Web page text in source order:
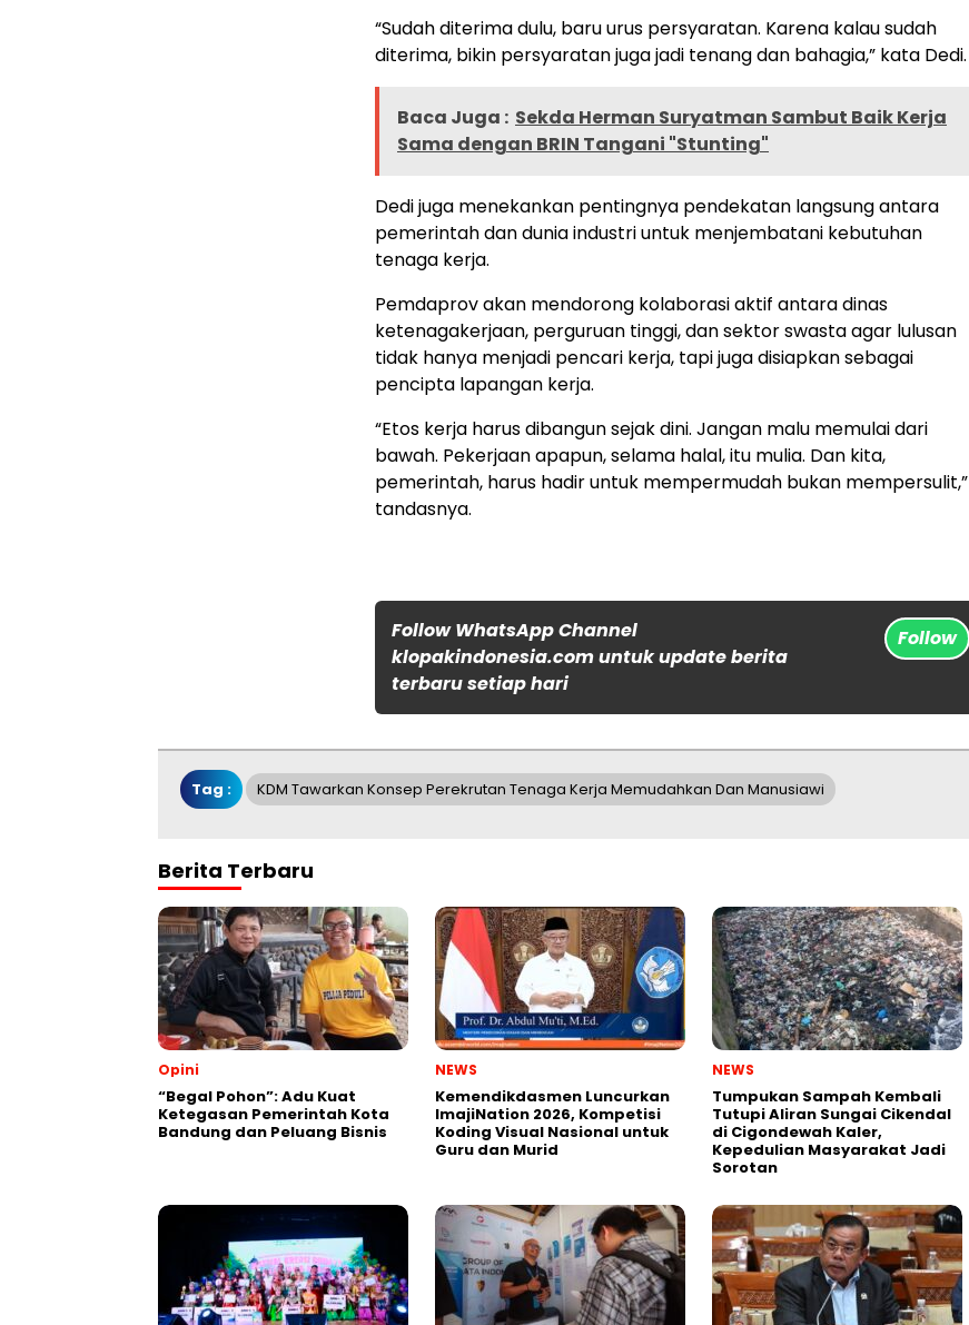
“Sudah diterima dulu, baru urus persyaratan. Karena kalau sudah
diterima, bikin persyaratan juga jadi tenang dan bahagia,” kata Dedi.
Baca Juga : Sekda Herman Suryatman Sambut Baik Kerja
Sama dengan BRIN Tangani "Stunting"
Dedi juga menekankan pentingnya pendekatan langsung antara
pemerintah dan dunia industri untuk menjembatani kebutuhan
tenaga kerja.
Pemdaprov akan mendorong kolaborasi aktif antara dinas
ketenagakerjaan, perguruan tinggi, dan sektor swasta agar lulusan
tidak hanya menjadi pencari kerja, tapi juga disiapkan sebagai
pencipta lapangan kerja.
“Etos kerja harus dibangun sejak dini. Jangan malu memulai dari
bawah. Pekerjaan apapun, selama halal, itu mulia. Dan kita,
pemerintah, harus hadir untuk mempermudah bukan mempersulit,”
tandasnya.
Follow WhatsApp Channel
klopakindonesia.com untuk update berita
terbaru setiap hari
Follow
Tag : KDM Tawarkan Konsep Perekrutan Tenaga Kerja Memudahkan Dan Manusiawi
Berita Terbaru
Opini
“Begal Pohon”: Adu Kuat
Ketegasan Pemerintah Kota
Bandung dan Peluang Bisnis
NEWS
Kemendikdasmen Luncurkan
ImajiNation 2026, Kompetisi
Koding Visual Nasional untuk
Guru dan Murid
NEWS
Tumpukan Sampah Kembali
Tutupi Aliran Sungai Cikendal
di Cigondewah Kaler,
Kepedulian Masyarakat Jadi
Sorotan